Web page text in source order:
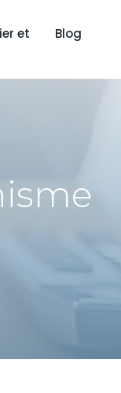
et Blog